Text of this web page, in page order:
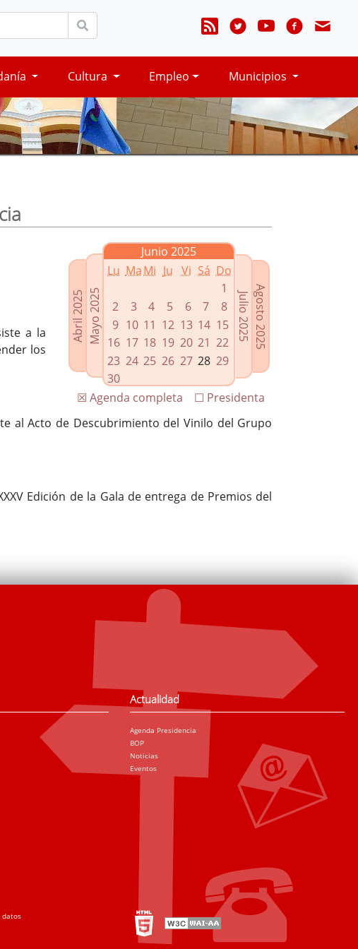
Cultura Empleo Municipios
Abril 2025Mayo 2025
Junio 2025
Lu MaMi Ju Vi Sá Do
1
2
3 4 5 6 7
8
9 10 11 12 13 14 15
16 17 18 19 20 21 22
23 24 25 26 27 28 29
30
Agosto 2025
Julio 2025
☐ Presidenta
☒ Agenda completa
a la
los
al Acto de Descubrimiento del Vinilo del Grupo
Edición de la Gala de entrega de Premios del
Actualidad
Agenda Presidencia
BOP
Noticias
Eventos
datos